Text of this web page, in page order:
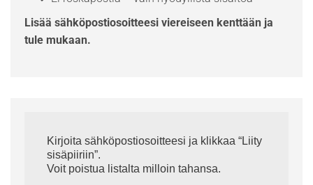
Lisää sähköpostiosoitteesi viereiseen kenttään ja
tule mukaan.
Kirjoita sähköpostiosoitteesi ja klikkaa “Liity
sisäpiiriin”.
Voit poistua listalta milloin tahansa.